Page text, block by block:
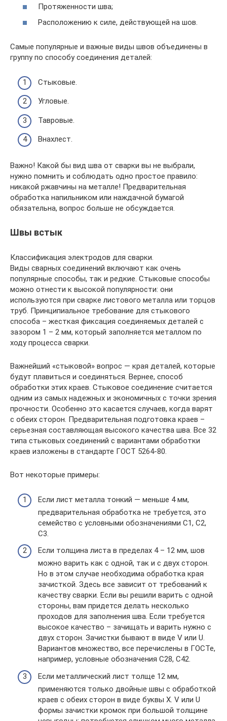
Протяженности шва;
Расположению к силе, действующей на шов.
Самые популярные и важные виды швов объединены в
группу по способу соединения деталей:
Стыковые.
Угловые.
Тавровые.
Внахлест.
Важно! Какой бы вид шва от сварки вы не выбрали,
нужно помнить и соблюдать одно простое правило:
никакой ржавчины на металле! Предварительная
обработка напильником или наждачной бумагой
обязательна, вопрос больше не обсуждается.
Швы встык
Классификация электродов для сварки.
Виды сварных соединений включают как очень
популярные способы, так и редкие. Стыковые способы
можно отнести к высокой популярности: они
используются при сварке листового металла или торцов
труб. Принципиальное требование для стыкового
способа – жесткая фиксация соединяемых деталей с
зазором 1 – 2 мм, который заполняется металлом по
ходу процесса сварки.
Важнейший «стыковой» вопрос — края деталей, которые
будут плавиться и соединяться. Вернее, способ
обработки этих краев. Стыковое соединение считается
одним из самых надежных и экономичных с точки зрения
прочности. Особенно это касается случаев, когда варят
с обеих сторон. Предварительная подготовка краев –
серьезная составляющая высокого качества шва. Все 32
типа стыковых соединений с вариантами обработки
краев изложены в стандарте ГОСТ 5264-80.
Вот некоторые примеры:
Если лист металла тонкий — меньше 4 мм,
предварительная обработка не требуется, это
семейство с условными обозначениями С1, С2,
С3.
Если толщина листа в пределах 4 – 12 мм, шов
можно варить как с одной, так и с двух сторон.
Но в этом случае необходима обработка края
зачисткой. Здесь все зависит от требований к
качеству сварки. Если вы решили варить с одной
стороны, вам придется делать несколько
проходов для заполнения шва. Если требуется
высокое качество – зачищать и варить нужно с
двух сторон. Зачистки бывают в виде V или U.
Вариантов множество, все перечислены в ГОСТе,
например, условные обозначения С28, С42.
Если металлический лист толще 12 мм,
применяются только двойные швы с обработкой
краев с обеих сторон в виде буквы Х. V или U
формы зачистки кромок при большой толщине